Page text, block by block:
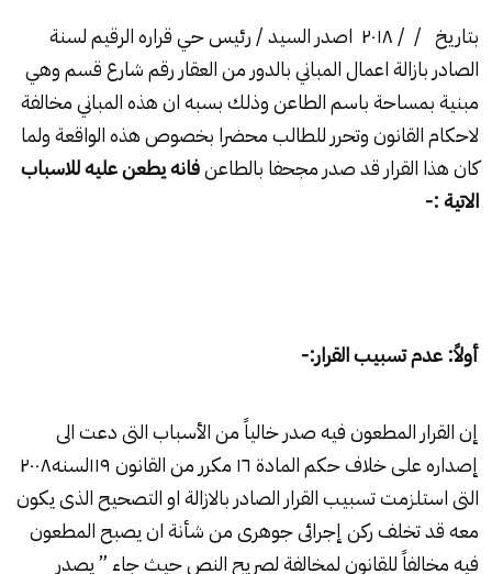
بتاريخ / / ۲۰۱۸ اصدر السيد / رئيس حي قراره الرقيم لسنة
الصادر بازالة اعمال المباني بالدور من العقار رقم شارع قسم وهي
مبنية بمساحة باسم الطاعن وذلك بسبه ان هذه المباني مخالفة
لاحكام القانون وتحرر للطالب محضرا بخصوص هذه الواقعة ولما
كان هذا القرار قد صدر مجحفا بالطاعنفانه يطعن عليه للاسباب
الاتية :-
أولاً: عدم تسبيب القرار:-
إن القرار المطعون فيه صدر خالياً من الأسباب التى دعت الى
إصداره على خلاف حكم المادة ۱٦ مكرر من القانون ۱۱۹لسنه۲۰۰۸
التى استلزمت تسبيب القرار الصادر بالازالة او التصحيح الذى يكون
معه قد تخلف ركن إجرائى جوهرى من شأنة ان يصبح المطعون
فيه مخالفاً للقانون لمخالفة لصريح النص حيث جاء ” يصدر